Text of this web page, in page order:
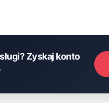
Zyskaj konto